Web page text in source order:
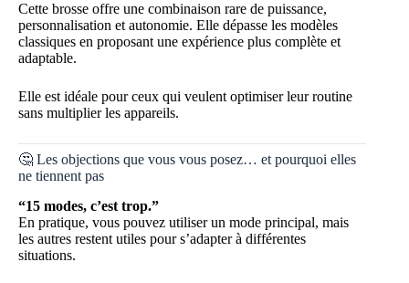
Cette brosse offre une combinaison rare de puissance,
personnalisation et autonomie. Elle dépasse les modèles
classiques en proposant une expérience plus complète et
adaptable.
Elle est idéale pour ceux qui veulent optimiser leur routine
sans multiplier les appareils.
🤔 Les objections que vous vous posez… et pourquoi elles
ne tiennent pas
“15 modes, c’est trop.”
En pratique, vous pouvez utiliser un mode principal, mais
les autres restent utiles pour s’adapter à différentes
situations.